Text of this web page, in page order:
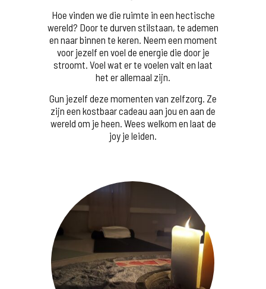
Hoe vinden we die ruimte in een hectische
wereld? Door te durven stilstaan, te ademen
en naar binnen te keren. Neem een moment
voor jezelf en voel de energie die door je
stroomt. Voel wat er te voelen valt en laat
het er allemaal zijn.
Gun jezelf deze momenten van zelfzorg. Ze
zijn een kostbaar cadeau aan jou en aan de
wereld om je heen. Wees welkom en laat de
joy je leiden.